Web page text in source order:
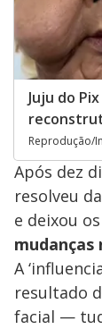
Juju do
Reprodução/
Após dez
resolveu
e deixou
A
resultado
facial —